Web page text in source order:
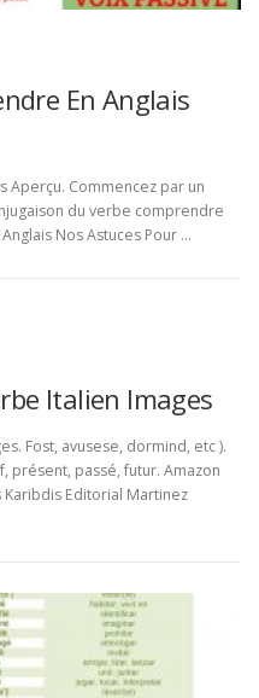
En Anglais
Aperçu. Commencez par un
du verbe comprendre
Nos Astuces Pour …
Italien Images
Fost, avusese, dormind, etc ).
présent, passé, futur. Amazon
Editorial Martinez